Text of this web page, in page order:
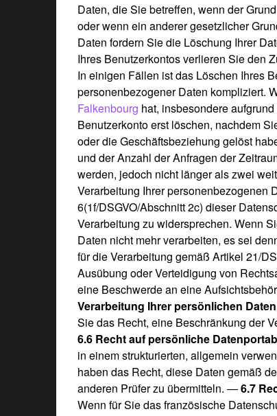
Daten, die Sie betreffen, wenn der
oder wenn ein anderer gesetzlicher
Daten fordern Sie die Löschung Ihrer
Ihres Benutzerkontos verlieren Sie den
In einigen Fällen ist das Löschen Ihres
personenbezogener Daten kompliziert.
Falkenbourg hat, insbesondere
Benutzerkonto erst löschen, nachdem
oder die Geschäftsbeziehung gelöst
und der Anzahl der Anfragen der
werden, jedoch nicht länger als zwei
Verarbeitung Ihrer personenbezogenen
6(1f/DSGVO/Abschnitt 2c) dieser
Verarbeitung zu widersprechen. Wenn
Daten nicht mehr verarbeiten, es sei
für die Verarbeitung gemäß Artikel 21/
Ausübung oder Verteidigung von
eine Beschwerde an eine
Verarbeitung Ihrer persönlichen
Sie das Recht, eine Beschränkung der
6.6 Recht auf persönliche
in einem strukturierten, allgemein
haben das Recht, diese Daten gemäß
anderen Prüfer zu übermitteln. —6.7
Wenn für Sie das französische